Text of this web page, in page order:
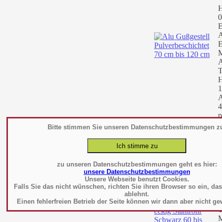
Bitte stimmen Sie unseren Datenschutzbestimmungen
zu unseren Datenschutzbestimmungen geht es hier:
unsere Datenschutzbestimmungen
Unsere Webseite benutzt Cookies.
Falls Sie das nicht wünschen, richten Sie ihren Browser so ein,
ablehnt.
Einen fehlerfreien Betrieb der Seite können wir dann aber nicht